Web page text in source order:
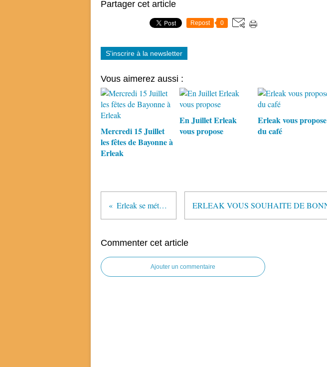
Partager cet article
Repost 0
S'inscrire à la newsletter
Vous aimerez aussi :
Mercredi 15 Juillet
les fêtes de Bayonne à
Erleak
En Juillet Erleak
vous propose
Erleak vous propose
du café
Erleak se métamorphose
Commenter cet article
Ajouter un commentaire